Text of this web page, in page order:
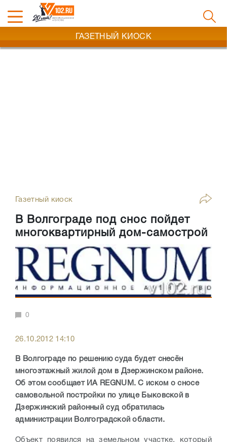
ГАЗЕТНЫЙ КИОСК
Газетный киоск
В Волгограде под снос пойдет
многоквартирный дом-самострой
0
26.10.2012 14:10
В Волгограде по решению суда будет снесён
многоэтажный жилой дом в Дзержинском районе.
Об этом сообщает ИА REGNUM. С иском о сносе
самовольной постройки по улице Быковской в
Дзержинский районный суд обратилась
администрации Волгоградской области.
Объект появился на земельном участке, который